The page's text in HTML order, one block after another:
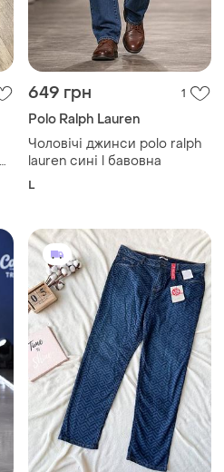
649 грн 1
Polo Ralph Lauren
Чоловічі джинси polo ralph
lauren сині l бавовна
L